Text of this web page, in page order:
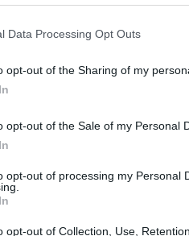
Data Processing Opt Outs
opt-out of the Sharing of my
opt-out of the Sale of my Personal
opt-out of processing my Personal
opt-out of Collection, Use,
της
παραγωγική ικανότητα,
ανάπτυξη τόσο των
ιδρυμάτων.
(end-to-end)